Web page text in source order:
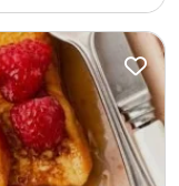
votre réception